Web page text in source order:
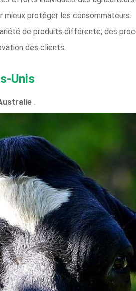
mieux protéger les consommateurs.
de produits différente; des
des clients.
Unis